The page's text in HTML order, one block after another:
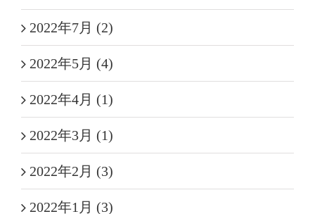
2022年7月 (2)
2022年5月 (4)
2022年4月 (1)
2022年3月 (1)
2022年2月 (3)
2022年1月 (3)